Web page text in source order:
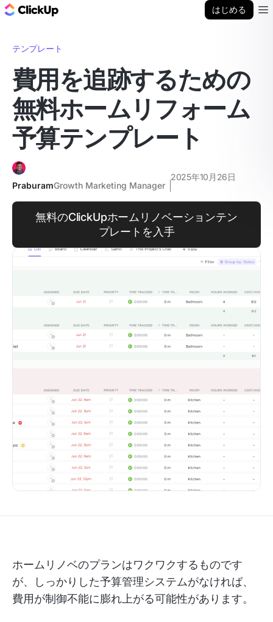
はじめる
テンプレート
費用を追跡するための
無料ホームリフォーム
予算テンプレート
PraburamGrowth Marketing Manager
2025年10月26日
無料のClickUpホームリノベーションテン
プレートを入手
ホームリノベのプランはワクワクするものです
が、しっかりした予算管理システムがなければ、
費用が制御不能に膨れ上がる可能性があります。